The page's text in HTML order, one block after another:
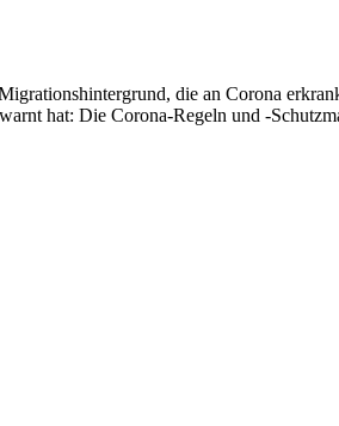
die an Corona
hat: Die Corona-Regeln und -